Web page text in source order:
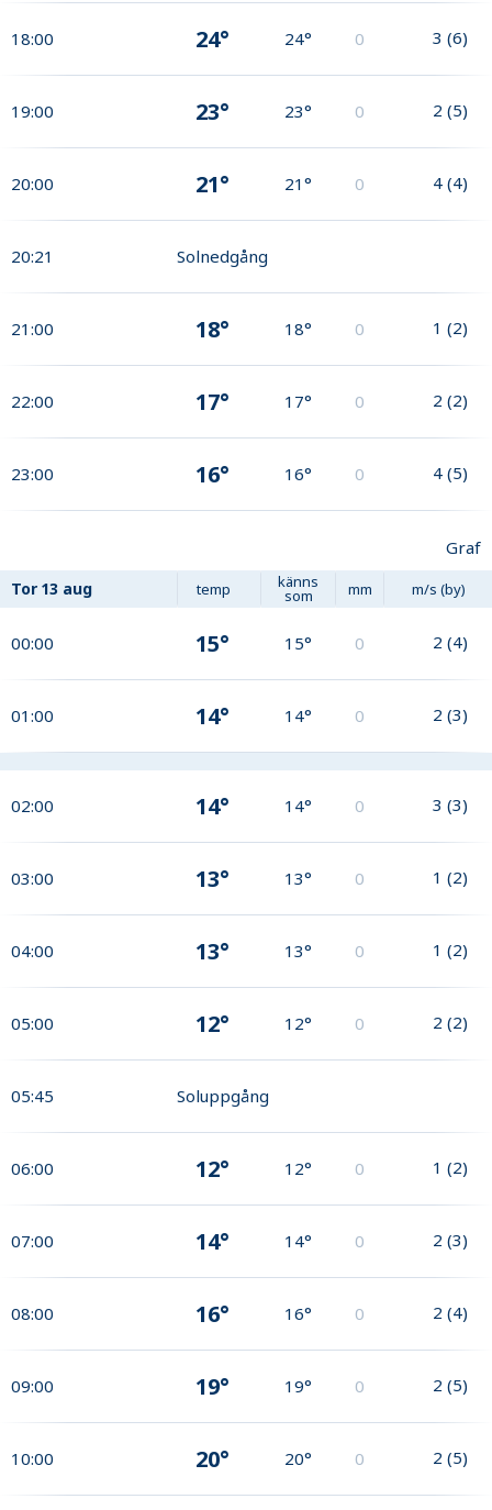
18:00 24° 24° 0 3 (6)
19:00 23° 23° 0 2 (5)
20:00 21° 21° 0 4 (4)
20:21 Solnedgång
21:00 18° 18° 0 1 (2)
22:00 17° 17° 0 2 (2)
23:00 16° 16° 0 4 (5)
Graf
Tor 13 aug temp känns
som mm m/s (by)
00:00 15° 15° 0 2 (4)
01:00 14° 14° 0 2 (3)
02:00 14° 14° 0 3 (3)
03:00 13° 13° 0 1 (2)
04:00 13° 13° 0 1 (2)
05:00 12° 12° 0 2 (2)
05:45 Soluppgång
06:00 12° 12° 0 1 (2)
07:00 14° 14° 0 2 (3)
08:00 16° 16° 0 2 (4)
09:00 19° 19° 0 2 (5)
10:00 20° 20° 0 2 (5)